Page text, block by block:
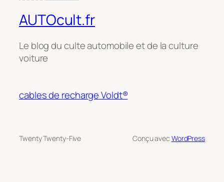
AUTOcult.fr
Le blog du culte automobile et de la culture
voiture
cables de recharge Voldt®
Twenty Twenty-Five Conçu avec WordPress